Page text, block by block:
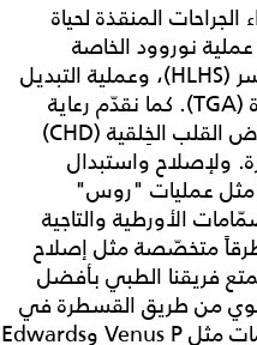
المنقذة لحياة
نوروود الخاصة
بمتلازمة نقص تنسج القلب الأيسر (HLHS)، وعملية التبديل
الشرياني لتحويل الشرايين الكبيرة (TGA). كما نقدّم رعاية
شاملة للأشخاص المصابين بأمراض القلب الخِلقية (CHD)
ولإصلاح واستبدال
مثل عمليات "روس"
الأورطية والتاجية
متخصّصة مثل إصلاح
فريقنا الطبي بأفضل
من طريق القسطرة في
المنطقة، حيث يستعينون بصمّامات مثل Venus P وEdwards